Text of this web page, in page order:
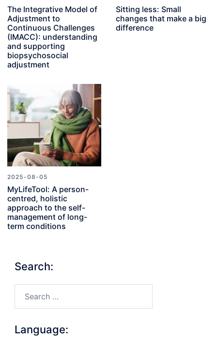
The Integrative Model of
Adjustment to
Continuous Challenges
(IMACC): understanding
and supporting
biopsychosocial
adjustment
Sitting less: Small
changes that make a big
difference
2025-08-05
MyLifeTool: A person-
centred, holistic
approach to the self-
management of long-
term conditions
Search:
Language: